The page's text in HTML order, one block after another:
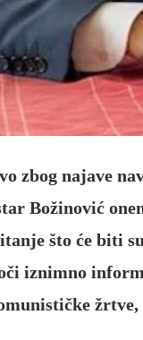
zbog najave
Božinović
što će biti
iznimno